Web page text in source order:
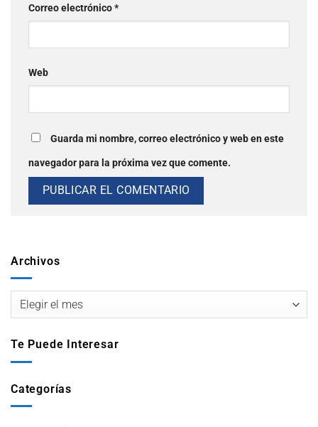
Archivos
Te Puede Interesar
Categorías
Correo electrónico*
Web
Guarda mi nombre, correo electrónico y web en este
navegador para la próxima vez que comente.